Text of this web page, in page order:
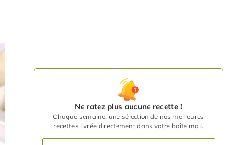
Ne ratez plus aucune recette !
Chaque semaine, une sélection de nos meilleures
recettes livrée directement dans votre boîte mail.